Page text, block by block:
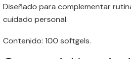
Diseñado para complementar
cuidado personal.
Contenido: 100 softgels.